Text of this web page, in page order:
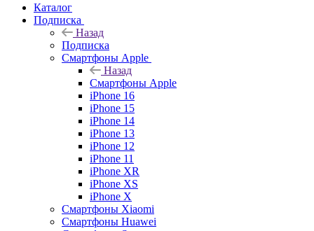
Каталог
Подписка
Назад
Подписка
Смартфоны Apple
Назад
Смартфоны Apple
iPhone 16
iPhone 15
iPhone 14
iPhone 13
iPhone 12
iPhone 11
iPhone XR
iPhone XS
iPhone X
Смартфоны Xiaomi
Смартфоны Huawei